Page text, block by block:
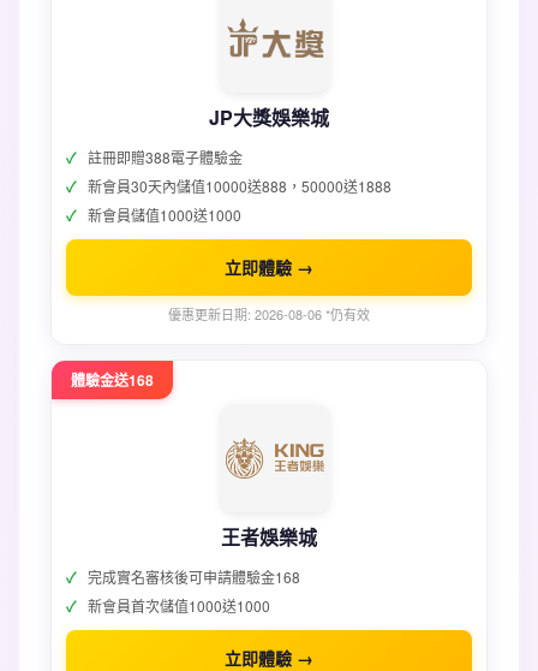
JP大獎娛樂城
註冊即贈388電子體驗金
新會員30天內儲值10000送888，50000送1888
新會員儲值1000送1000
立即體驗 →
優惠更新日期: 2026-08-06 *仍有效
體驗金送168
王者娛樂城
完成實名審核後可申請體驗金168
新會員首次儲值1000送1000
立即體驗 →